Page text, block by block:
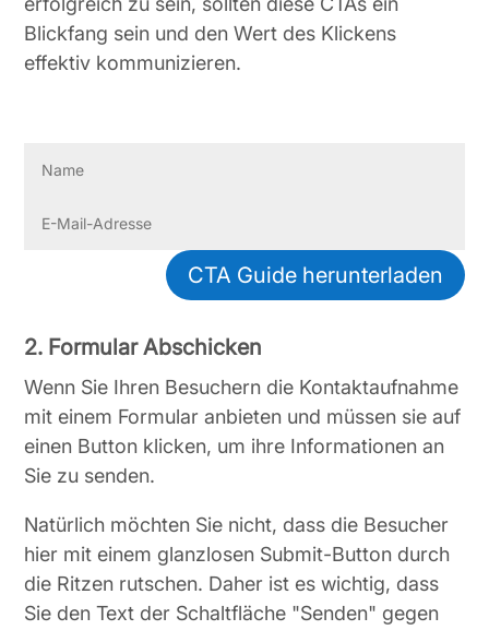
Blickfang sein und den Wert des Klickens
effektiv kommunizieren.
CTA Guide herunterladen
2. Formular Abschicken
Wenn Sie Ihren Besuchern die Kontaktaufnahme
mit einem Formular anbieten und müssen sie auf
einen Button klicken, um ihre Informationen an
Sie zu senden.
Natürlich möchten Sie nicht, dass die Besucher
hier mit einem glanzlosen Submit-Button durch
die Ritzen rutschen. Daher ist es wichtig, dass
Sie den Text der Schaltfläche "Senden" gegen